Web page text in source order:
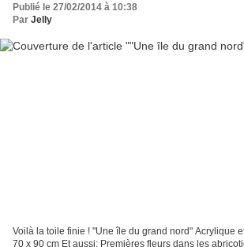
Publié le 27/02/2014 à 10:38
Par Jelly
Voilà la toile finie ! "Une île du grand nord" Acrylique
70 x 90 cm Et aussi: Premières fleurs dans les